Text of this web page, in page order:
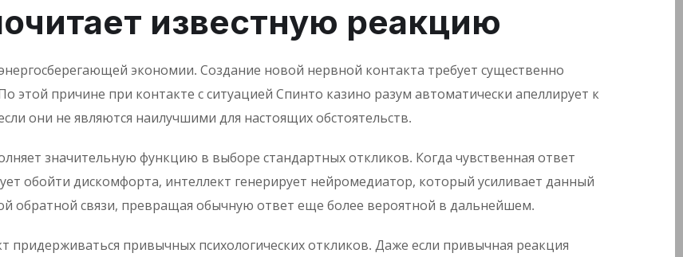
известную реакцию
экономии. Создание новой нервной контакта требует существенно
причине при контакте с ситуацией Спинто казино разум автоматически апеллирует к
они не являются наилучшими для настоящих обстоятельств.
значительную функцию в выборе стандартных откликов. Когда чувственная ответ
обойти дискомфорта, интеллект генерирует нейромедиатор, который усиливает данный
обратной связи, превращая обычную ответ еще более вероятной в дальнейшем.
придерживаться привычных психологических откликов. Даже если привычная реакция